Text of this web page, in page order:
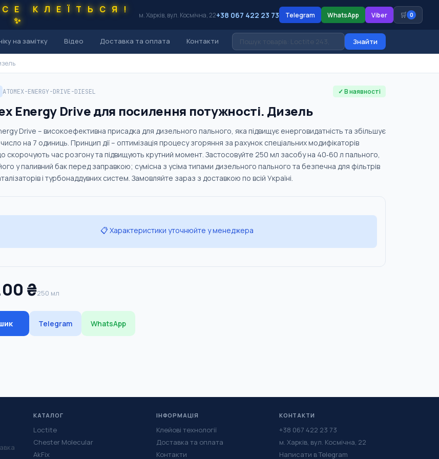
КЛЕЇТЬСЯ!
✨
м. Харків, вул. Космічна, 22+38 067 422 23 73 Telegram WhatsApp Viber 🛒 0
на замітку Відео Доставка та оплата Контакти Знайти
ATOMEX-ENERGY-DRIVE-DIESEL ✓ В наявності
Energy Drive для посилення потужності. Дизель
Drive – високоефективна присадка для дизельного пального, яка підвищує енерговидатність та збільшує
на 7 одиниць. Принцип дії – оптимізація процесу згоряння за рахунок спеціальних модифікаторів
скорочують час розгону та підвищують крутний момент. Застосовуйте 250 мл засобу на 40‑60 л пального,
у паливний бак перед заправкою; сумісна з усіма типами дизельного пального та безпечна для фільтрів
і турбонаддувних систем. Замовляйте зараз з доставкою по всій Україні.
📋 Характеристики уточнюйте у менеджера
₴250 мл
Telegram WhatsApp
КАТАЛОГ
Loctite
Chester Molecular
AkFix
ІНФОРМАЦІЯ
Клейові технології
Доставка та оплата
Контакти
КОНТАКТИ
+38 067 422 23 73
м. Харків, вул. Космічна, 22
Написати в Telegram